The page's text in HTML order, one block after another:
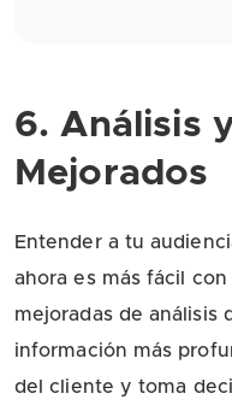
6. Análisis
Mejorados
Entender a tu
ahora es más fácil
mejoradas de análisis
información más
del cliente y toma